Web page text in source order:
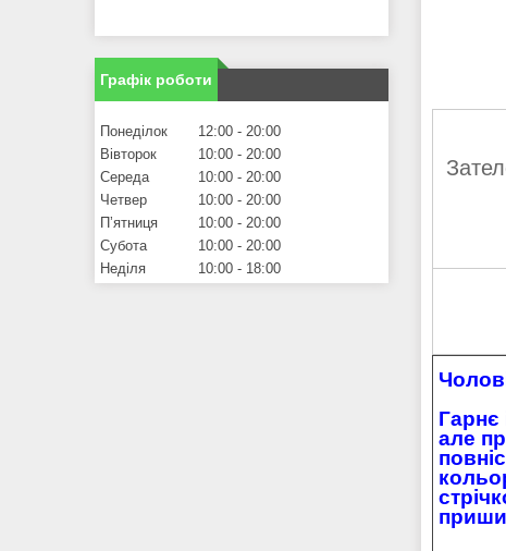
Гарнє
але
Графік роботи
Понеділок 12:00
20:00
Вівторок
10:00
20:00
Середа
10:00
20:00
Четвер
10:00
20:00
Пʼятниця
10:00
20:00
Субота
10:00
20:00
Неділя
10:00 18:00